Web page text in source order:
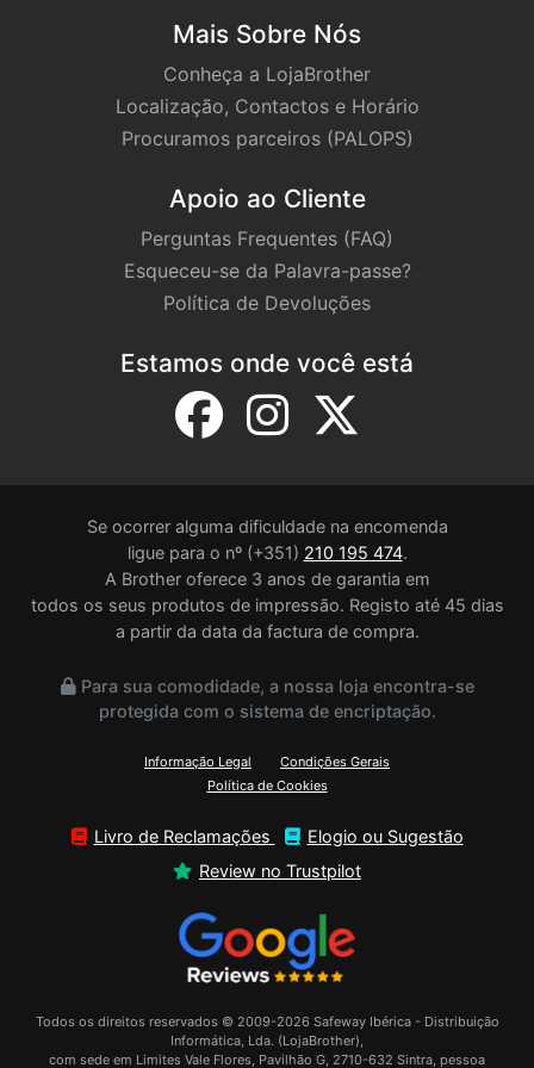
Mais Sobre Nós
Conheça a LojaBrother
Localização, Contactos e Horário
Procuramos parceiros (PALOPS)
Apoio ao Cliente
Perguntas Frequentes (FAQ)
Esqueceu-se da Palavra-passe?
Política de Devoluções
Estamos onde você está
Se ocorrer alguma dificuldade na encomenda
ligue para o nº (+351) 210 195 474.
A Brother oferece 3 anos de garantia em
todos os seus produtos de impressão. Registo até 45 dias
a partir da data da factura de compra.
Para sua comodidade, a nossa loja encontra-se
protegida com o sistema de encriptação.
Informação Legal
Condições Gerais
Política de Cookies
Livro de Reclamações
Elogio ou Sugestão
Review no Trustpilot
Todos os direitos reservados © 2009-2026 Safeway Ibérica - Distribuição
Informática, Lda. (LojaBrother),
com sede em Limites Vale Flores, Pavilhão G, 2710-632 Sintra, pessoa